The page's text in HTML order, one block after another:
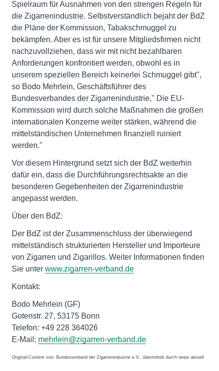
Spielraum für Ausnahmen von den strengen Regeln für
die Zigarrenindustrie. Selbstverständlich bejaht der BdZ
die Pläne der Kommission, Tabakschmuggel zu
bekämpfen. Aber es ist für unsere Mitgliedsfirmen nicht
nachzuvollziehen, dass wir mit nicht bezahlbaren
Anforderungen konfrontiert werden, obwohl es in
unserem speziellen Bereich keinerlei Schmuggel gibt",
so Bodo Mehrlein, Geschäftsführer des
Bundesverbandes der Zigarrenindustrie," Die EU-
Kommission wird durch solche Maßnahmen die großen
internationalen Konzerne weiter stärken, während die
mittelständischen Unternehmen finanziell ruiniert
werden."
Vor diesem Hintergrund setzt sich der BdZ weiterhin
dafür ein, dass die Durchführungsrechtsakte an die
besonderen Gegebenheiten der Zigarrenindustrie
angepasst werden.
Über den BdZ:
Der BdZ ist der Zusammenschluss der überwiegend
mittelständisch strukturierten Hersteller und Importeure
von Zigarren und Zigarillos. Weiter Informationen finden
Sie unter www.zigarren-verband.de
Kontakt:
Bodo Mehrlein (GF)
Gotenstr. 27, 53175 Bonn
Telefon: +49 228 364026
E-Mail: mehrlein@zigarren-verband.de
Original-Content von: Bundesverband der Zigarrenindustrie e.V., übermittelt durch news aktuell